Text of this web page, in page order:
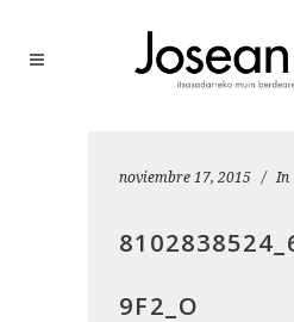
noviembre 17, 2015 In
9F2_O